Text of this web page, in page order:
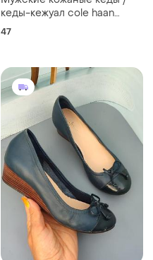
кеды-кежуал cole haan
grand.os (оригинал)
47